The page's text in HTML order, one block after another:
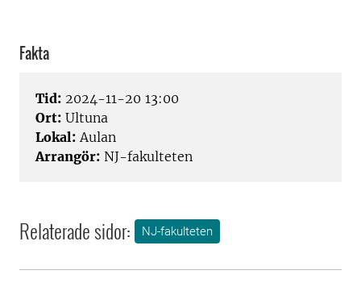
Fakta
Tid: 2024-11-20 13:00
Ort: Ultuna
Lokal: Aulan
Arrangör: NJ-fakulteten
Relaterade sidor: NJ-fakulteten